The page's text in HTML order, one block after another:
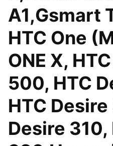
A1,Gsmart
HTC One
ONE X,
500, HTC
HTC
Desire 310,